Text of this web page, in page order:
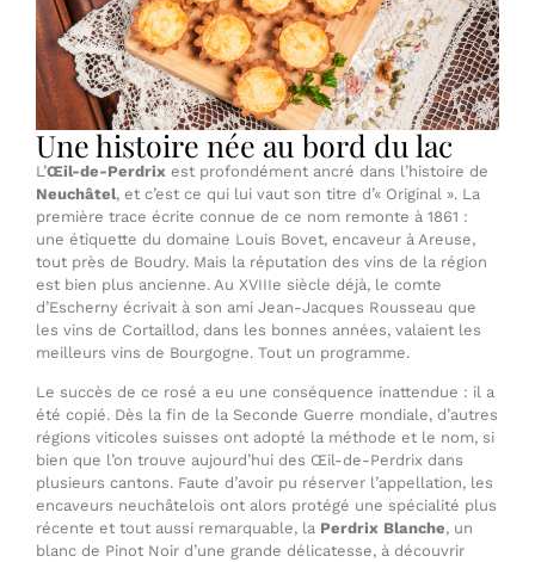
Une histoire née au bord du lac
L’Œil-de-Perdrix est profondément ancré dans l’histoire de
Neuchâtel, et c’est ce qui lui vaut son titre d’« Original ». La
première trace écrite connue de ce nom remonte à 1861 :
une étiquette du domaine Louis Bovet, encaveur à Areuse,
tout près de Boudry. Mais la réputation des vins de la région
est bien plus ancienne. Au XVIIIe siècle déjà, le comte
d’Escherny écrivait à son ami Jean-Jacques Rousseau que
les vins de Cortaillod, dans les bonnes années, valaient les
meilleurs vins de Bourgogne. Tout un programme.
Le succès de ce rosé a eu une conséquence inattendue : il a
été copié. Dès la fin de la Seconde Guerre mondiale, d’autres
régions viticoles suisses ont adopté la méthode et le nom, si
bien que l’on trouve aujourd’hui des Œil-de-Perdrix dans
plusieurs cantons. Faute d’avoir pu réserver l’appellation, les
encaveurs neuchâtelois ont alors protégé une spécialité plus
récente et tout aussi remarquable, la Perdrix Blanche, un
blanc de Pinot Noir d’une grande délicatesse, à découvrir